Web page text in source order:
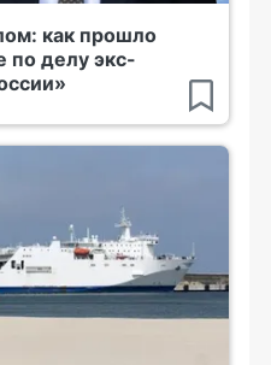
как прошло
по делу экс-